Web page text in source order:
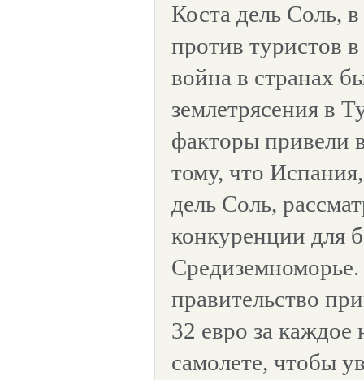
Коста дель Соль,
против туристов
война в странах
землетрясения в
факторы привели
тому, что
дель Соль,
конкуренции для
Средиземноморье.
правительство
32 евро за каждое
самолете, чтобы